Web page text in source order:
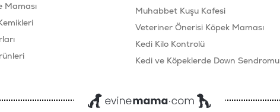
Maması
Muhabbet Kuşu Kafesi
Veteriner Önerisi Köpek Maması
Kedi Kilo Kontrolü
Kedi ve Köpeklerde Down Sendromu